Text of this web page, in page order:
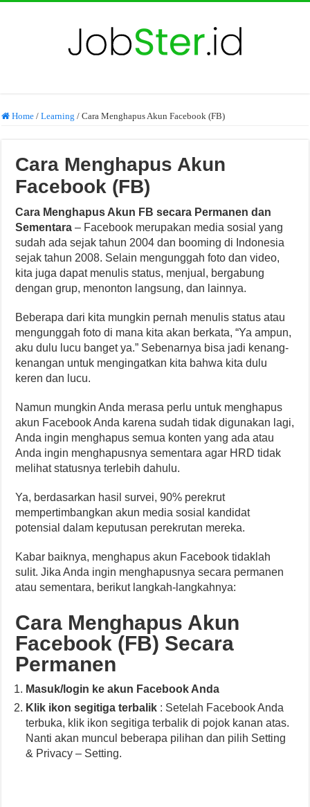
Home / Learning / Cara Menghapus Akun Facebook (FB)
Cara Menghapus Akun
Facebook (FB)
Cara Menghapus Akun FB secara Permanen dan
Sementara – Facebook merupakan media sosial yang
sudah ada sejak tahun 2004 dan booming di Indonesia
sejak tahun 2008. Selain mengunggah foto dan video,
kita juga dapat menulis status, menjual, bergabung
dengan grup, menonton langsung, dan lainnya.
Beberapa dari kita mungkin pernah menulis status atau
mengunggah foto di mana kita akan berkata, “Ya ampun,
aku dulu lucu banget ya.” Sebenarnya bisa jadi kenang-
kenangan untuk mengingatkan kita bahwa kita dulu
keren dan lucu.
Namun mungkin Anda merasa perlu untuk menghapus
akun Facebook Anda karena sudah tidak digunakan lagi,
Anda ingin menghapus semua konten yang ada atau
Anda ingin menghapusnya sementara agar HRD tidak
melihat statusnya terlebih dahulu.
Ya, berdasarkan hasil survei, 90% perekrut
mempertimbangkan akun media sosial kandidat
potensial dalam keputusan perekrutan mereka.
Kabar baiknya, menghapus akun Facebook tidaklah
sulit. Jika Anda ingin menghapusnya secara permanen
atau sementara, berikut langkah-langkahnya:
Cara Menghapus Akun
Facebook (FB) Secara
Permanen
Masuk/login ke akun Facebook Anda
Klik ikon segitiga terbalik : Setelah Facebook Anda
terbuka, klik ikon segitiga terbalik di pojok kanan atas.
Nanti akan muncul beberapa pilihan dan pilih Setting
& Privacy – Setting.